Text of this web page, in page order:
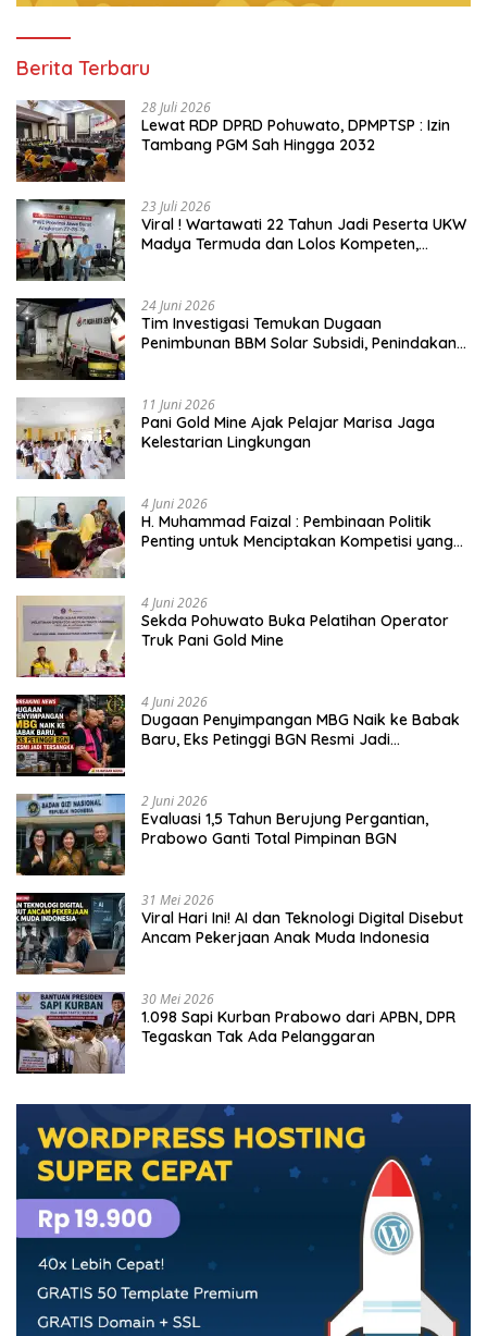
Berita Terbaru
28 Juli 2026
Lewat RDP DPRD Pohuwato, DPMPTSP : Izin
Tambang PGM Sah Hingga 2032
23 Juli 2026
Viral ! Wartawati 22 Tahun Jadi Peserta UKW
Madya Termuda dan Lolos Kompeten,
24 Juni 2026
Tim Investigasi Temukan Dugaan
Penimbunan BBM Solar Subsidi, Penindakan
11 Juni 2026
Pani Gold Mine Ajak Pelajar Marisa Jaga
Kelestarian Lingkungan
4 Juni 2026
H. Muhammad Faizal : Pembinaan Politik
Penting untuk Menciptakan Kompetisi yang
4 Juni 2026
Sekda Pohuwato Buka Pelatihan Operator
Truk Pani Gold Mine
4 Juni 2026
Dugaan Penyimpangan MBG Naik ke Babak
Baru, Eks Petinggi BGN Resmi Jadi
2 Juni 2026
Evaluasi 1,5 Tahun Berujung Pergantian,
Prabowo Ganti Total Pimpinan BGN
31 Mei 2026
Viral Hari Ini! AI dan Teknologi Digital Disebut
Ancam Pekerjaan Anak Muda Indonesia
30 Mei 2026
1.098 Sapi Kurban Prabowo dari APBN, DPR
Tegaskan Tak Ada Pelanggaran